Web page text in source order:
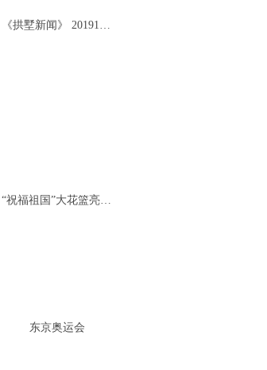
《拱墅新闻》 20191115
“祝福祖国”大花篮亮相天安门广场
东京奥运会